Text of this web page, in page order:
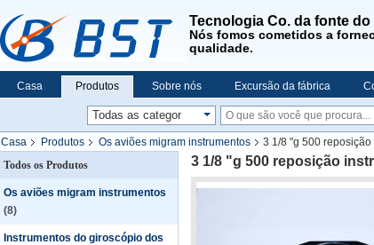
Tecnologia Co. da fonte do
Nós fomos cometidos a
qualidade.
Casa Produtos Sobre nós Excursão da fábrica
Casa Produtos Os aviões migram instrumentos
3 1/8 "g 500
Todos os Produtos
Os aviões migram instrumentos
(8)
Instrumentos do giroscópio dos
3 1/8 "g 500 reposição